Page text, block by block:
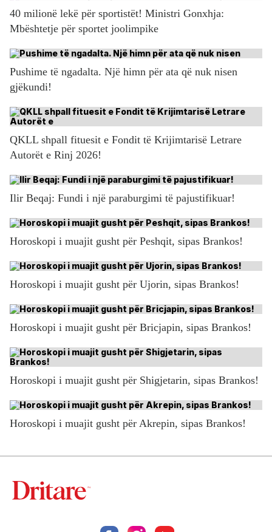
40 milionë lekë për sportistët! Ministri Gonxhja:
Mbështetje për sportet joolimpike
Pushime të ngadalta. Një himn për ata që nuk nisen
gjëkundi!
QKLL shpall fituesit e Fondit të Krijimtarisë Letrare
Autorët e Rinj 2026!
Ilir Beqaj: Fundi i një paraburgimi të pajustifikuar!
Horoskopi i muajit gusht për Peshqit, sipas Brankos!
Horoskopi i muajit gusht për Ujorin, sipas Brankos!
Horoskopi i muajit gusht për Bricjapin, sipas Brankos!
Horoskopi i muajit gusht për Shigjetarin, sipas Brankos!
Horoskopi i muajit gusht për Akrepin, sipas Brankos!